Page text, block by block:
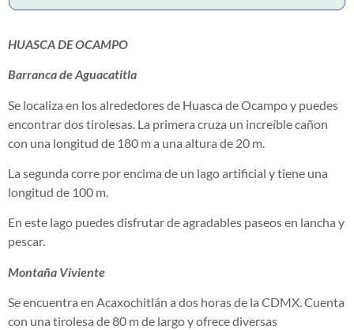
HUASCA DE OCAMPO
Barranca de Aguacatitla
Se localiza en los alrededores de Huasca de Ocampo y puedes
encontrar dos tirolesas. La primera cruza un increíble cañon
con una longitud de 180 m a una altura de 20 m.
La segunda corre por encima de un lago artificial y tiene una
longitud de 100 m.
En este lago puedes disfrutar de agradables paseos en lancha y
pescar.
Montaña Viviente
Se encuentra en Acaxochitlán a dos horas de la CDMX. Cuenta
con una tirolesa de 80 m de largo y ofrece diversas